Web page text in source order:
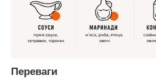
Переваги